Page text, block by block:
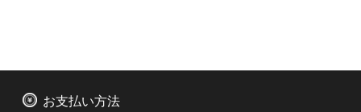
お支払い方法